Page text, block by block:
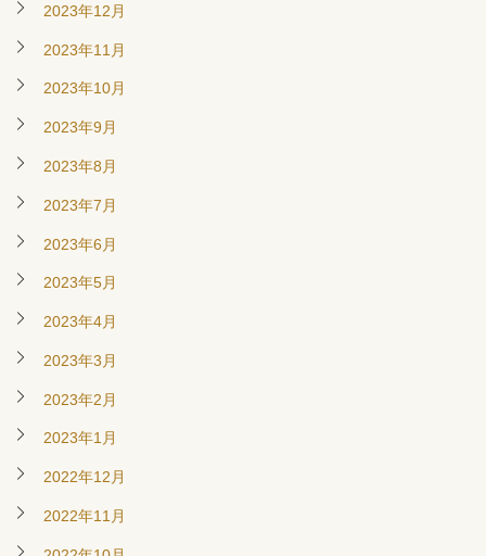
2023年12月
2023年11月
2023年10月
2023年9月
2023年8月
2023年7月
2023年6月
2023年5月
2023年4月
2023年3月
2023年2月
2023年1月
2022年12月
2022年11月